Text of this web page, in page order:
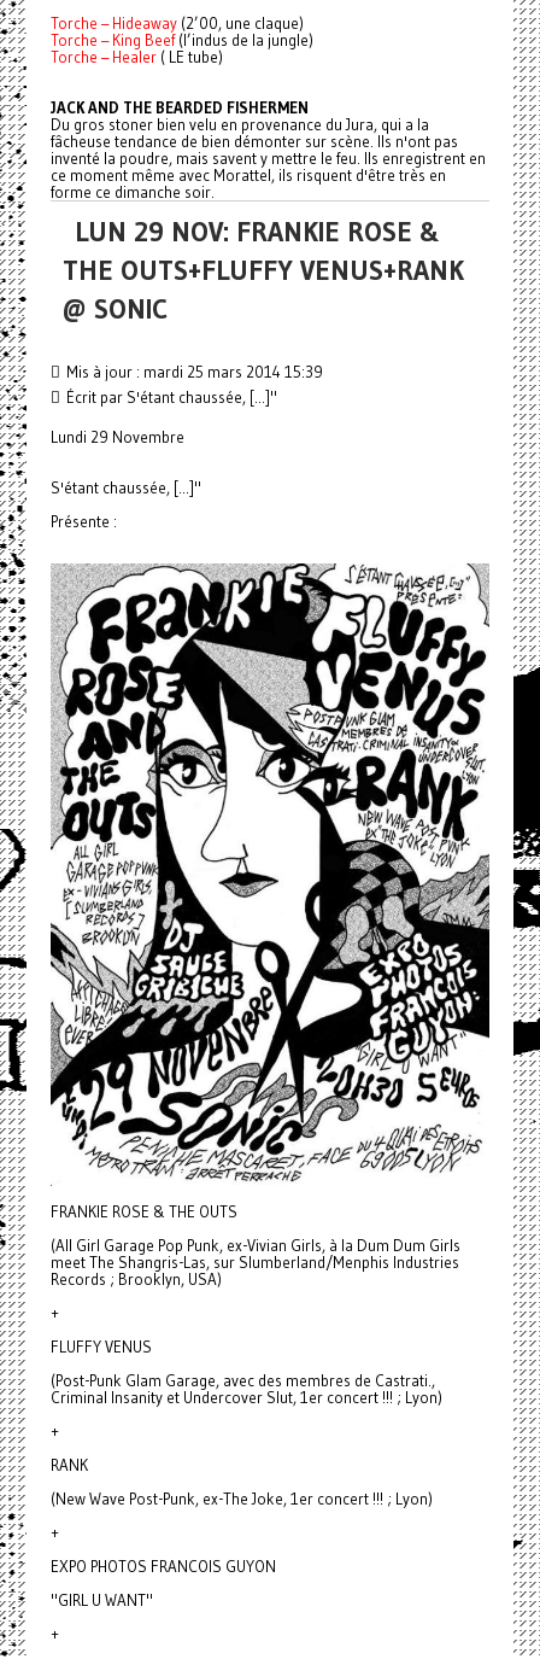
Torche – Hideaway(2’00, une claque)
Torche – King Beef(l’indus de la jungle)
Torche – Healer( LE tube)
JACK AND THE BEARDED FISHERMEN
Du gros stoner bien velu en provenance du Jura, qui a la
fâcheuse tendance de bien démonter sur scène. Ils n'ont pas
inventé la poudre, mais savent y mettre le feu. Ils enregistrent en
ce moment même avec Morattel, ils risquent d'être très en
forme ce dimanche soir.
LUN 29 NOV: FRANKIE ROSE &
THE OUTS+FLUFFY VENUS+RANK
@ SONIC
Mis à jour : mardi 25 mars 2014 15:39
Écrit par S'étant chaussée, [...]"
Lundi 29 Novembre
S'étant chaussée, [...]"
Présente :
FRANKIE ROSE & THE OUTS
(All Girl Garage Pop Punk, ex-Vivian Girls, à la Dum Dum Girls
meet The Shangris-Las, sur Slumberland/Menphis Industries
Records ; Brooklyn, USA)
+
FLUFFY VENUS
(Post-Punk Glam Garage, avec des membres de Castrati.,
Criminal Insanity et Undercover Slut, 1er concert !!! ; Lyon)
+
RANK
(New Wave Post-Punk, ex-The Joke, 1er concert !!! ; Lyon)
+
EXPO PHOTOS FRANCOIS GUYON
"GIRL U WANT"
+